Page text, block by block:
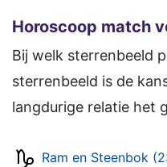
Horoscoop match
Bij welk sterrenbeeld
sterrenbeeld is de
langdurige relatie het
Ram en Steenbok